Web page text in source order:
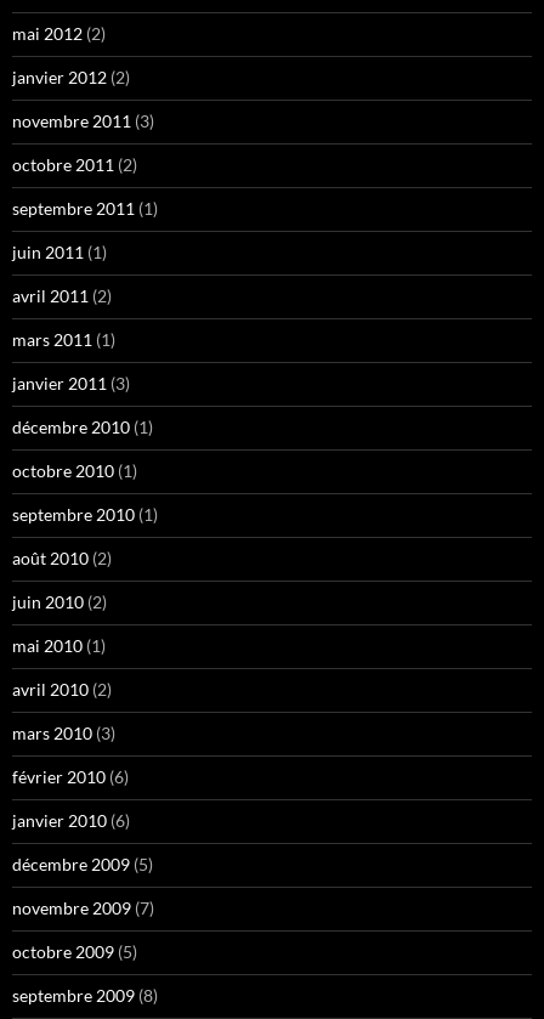
mai 2012 (2)
janvier 2012 (2)
novembre 2011 (3)
octobre 2011 (2)
septembre 2011 (1)
juin 2011 (1)
avril 2011 (2)
mars 2011 (1)
janvier 2011 (3)
décembre 2010 (1)
octobre 2010 (1)
septembre 2010 (1)
août 2010 (2)
juin 2010 (2)
mai 2010 (1)
avril 2010 (2)
mars 2010 (3)
février 2010 (6)
janvier 2010 (6)
décembre 2009 (5)
novembre 2009 (7)
octobre 2009 (5)
septembre 2009 (8)